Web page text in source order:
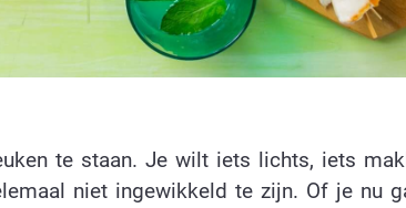
te staan. Je wilt iets lichts, iets
niet ingewikkeld te zijn. Of je nu